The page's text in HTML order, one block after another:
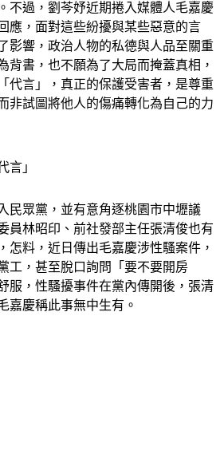
不過，劉芩妤近期捲入媒體人毛嘉慶
應，面對這些紛擾與某些惡意的言
影響，政治人物的私德與人品至關重
背書，也不願為了大局而掩蓋真相，
代言」，真正的保護受害者，是尊重
非試圖將他人的傷痛轉化為自己的力
言」
民眾黨，並有意角逐桃園市中壢議
員林昭印、前社發部主任張清俊也有
怎料，近日傳出毛嘉慶涉性騷案件，
工，甚至脫口詢問「要不要開房
服，性騷擾事件在黨內傳開後，張清
嘉慶稱此事無中生有。